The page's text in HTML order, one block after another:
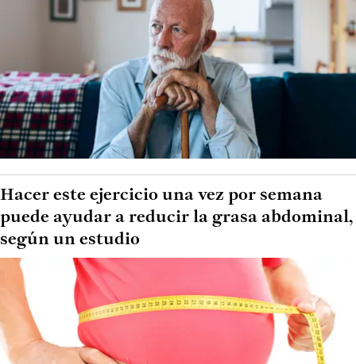
Hacer este ejercicio una vez por semana
puede ayudar a reducir la grasa abdominal,
según un estudio